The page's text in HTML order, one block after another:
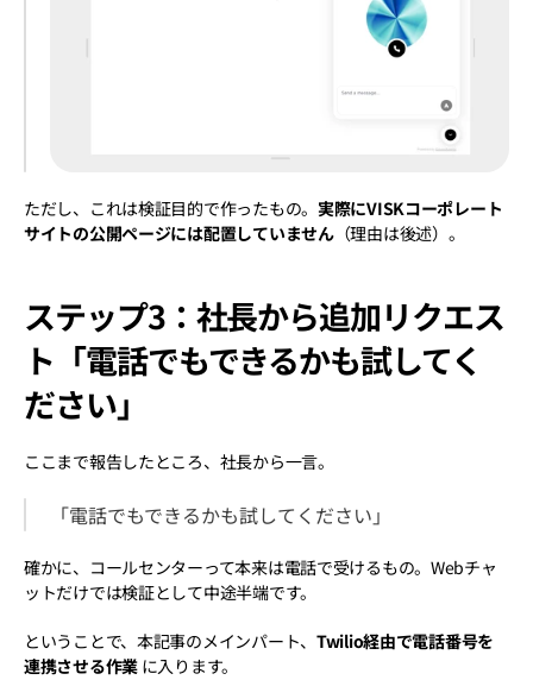
ただし、これは検証目的で作ったもの。 実際にVISKコーポレート
サイトの公開ページには配置していません（理由は後述）。
ステップ3：社長から追加リクエス
ト「電話でもできるかも試してく
ださい」
ここまで報告したところ、社長から一言。
「電話でもできるかも試してください」
確かに、コールセンターって本来は電話で受けるもの。Webチャ
ットだけでは検証として中途半端です。
ということで、本記事のメインパート、 Twilio経由で電話番号を
連携させる作業 に入ります。